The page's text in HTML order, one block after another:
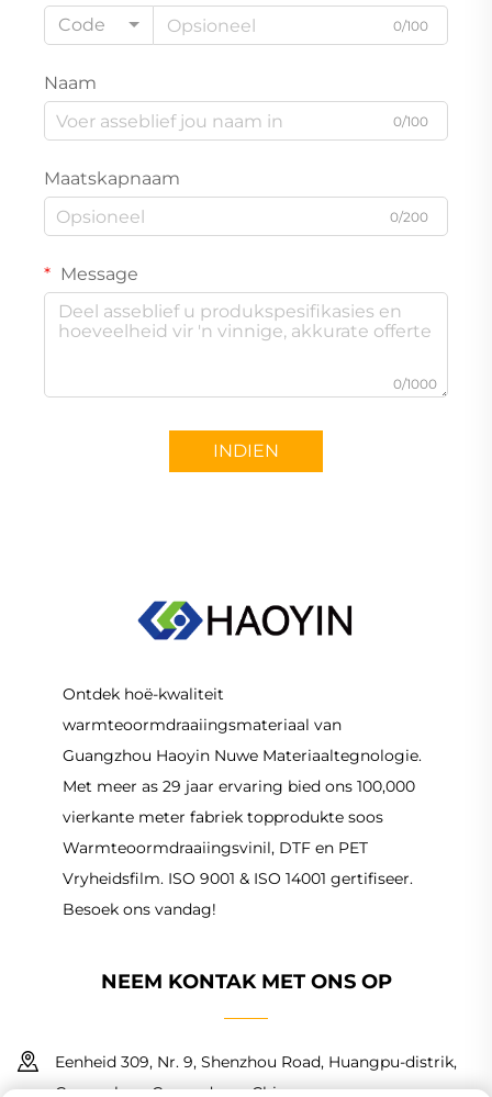
Code
0/100
Naam
0/100
Maatskapnaam
0/200
Message
0/1000
INDIEN
Ontdek hoë-kwaliteit
warmteoormdraaiingsmateriaal van
Guangzhou Haoyin Nuwe Materiaaltegnologie.
Met meer as 29 jaar ervaring bied ons 100,000
vierkante meter fabriek topprodukte soos
Warmteoormdraaiingsvinil, DTF en PET
Vryheidsfilm. ISO 9001 & ISO 14001 gertifiseer.
Besoek ons vandag!
NEEM KONTAK MET ONS OP
Eenheid 309, Nr. 9, Shenzhou Road, Huangpu-distrik,
Guangzhou, Guangdong, China